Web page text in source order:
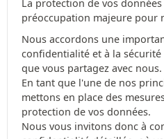
La protection de vos
préoccupation majeure pour
Nous accordons une
confidentialité et à la
que vous partagez avec nous.
En tant que l'une de nos
mettons en place des
protection de vos données.
Nous vous invitons donc à